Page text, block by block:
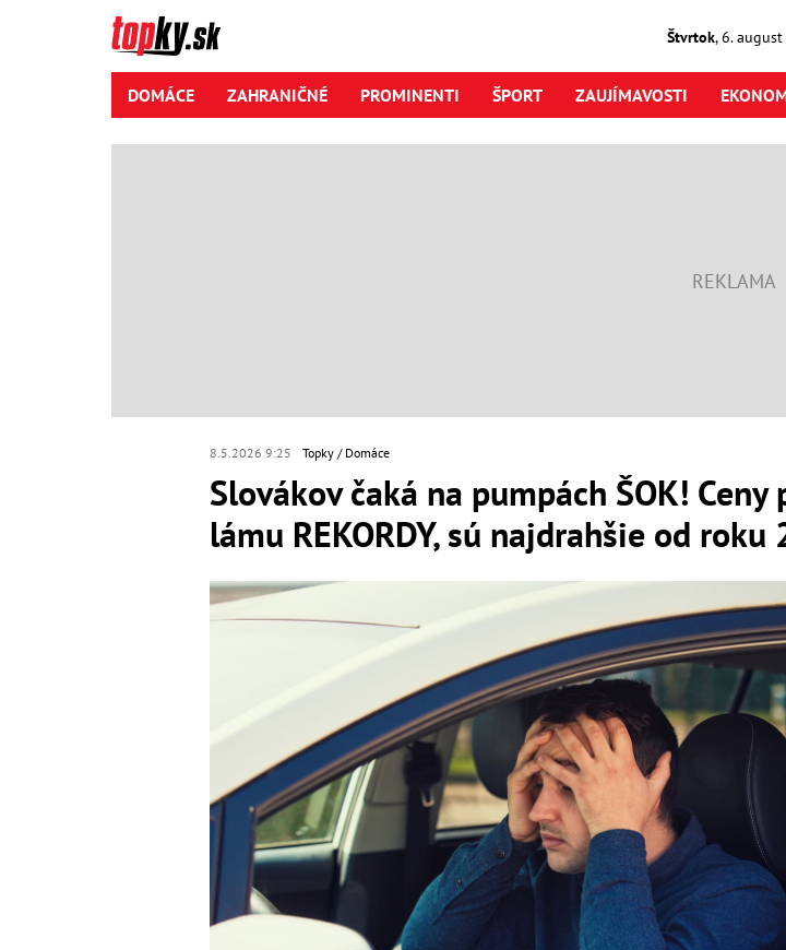
Štvrtok,6. august
DOMÁCE ZAHRANIČNÉ PROMINENTI ŠPORT ZAUJÍMAVOSTI
8.5.2026 9:25 Topky Domáce
Slovákov čaká na pumpách ŠOK! Ceny
lámu REKORDY, sú najdrahšie od roku